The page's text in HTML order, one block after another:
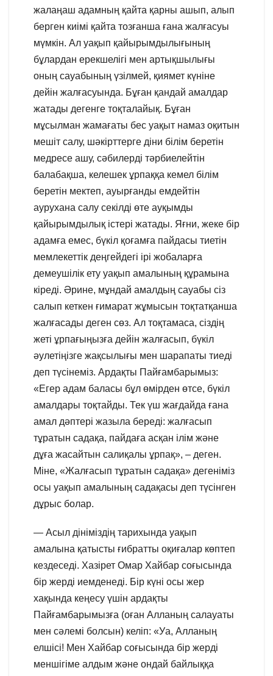
жалаңаш адамның қайта қарны ашып, алып
берген киімі қайта тозғанша ғана жалғасуы
мүмкін. Ал уақып қайырымдылығының
бұлардан ерекшелігі мен артықшылығы
оның сауабының үзілмей, қиямет күніне
дейін жалғасуында. Бұған қандай амалдар
жатады дегенге тоқталайық. Бұған
мұсылман жамағаты бес уақыт намаз оқитын
мешіт салу, шәкірттерге діни білім беретін
медресе ашу, сәбилерді тәрбиелейтін
балабақша, келешек ұрпаққа кемел білім
беретін мектеп, ауырғанды емдейтін
аурухана салу секілді өте ауқымды
қайырымдылық істері жатады. Яғни, жеке бір
адамға емес, бүкіл қоғамға пайдасы тиетін
мемлекеттік деңгейдегі ірі жобаларға
демеушілік ету уақып амалының құрамына
кіреді. Әрине, мұндай амалдың сауабы сіз
салып кеткен ғимарат жұмысын тоқтатқанша
жалғасады деген сөз. Ал тоқтамаса, сіздің
жеті ұрпағыңызға дейін жалғасып, бүкіл
әулетіңізге жақсылығы мен шарапаты тиеді
деп түсінеміз. Ардақты Пайғамбарымыз:
«Егер адам баласы бұл өмірден өтсе, бүкіл
амалдары тоқтайды. Тек үш жағдайда ғана
амал дәптері жазыла береді: жалғасып
тұратын садақа, пайдаға асқан ілім және
дұға жасайтын салиқалы ұрпақ», – деген.
Міне, «Жалғасып тұратын садақа» дегеніміз
осы уақып амалының садақасы деп түсінген
дұрыс болар.
— Асыл дініміздің тарихында уақып
амалына қатысты ғибратты оқиғалар көптеп
кездеседі. Хазірет Омар Хайбар соғысында
бір жерді иемденеді. Бір күні осы жер
хақында кеңесу үшін ардақты
Пайғамбарымызға (оған Алланың салауаты
мен сәлемі болсын) келіп: «Уа, Алланың
елшісі! Мен Хайбар соғысында бір жерді
меншігіме алдым және ондай байлыққа